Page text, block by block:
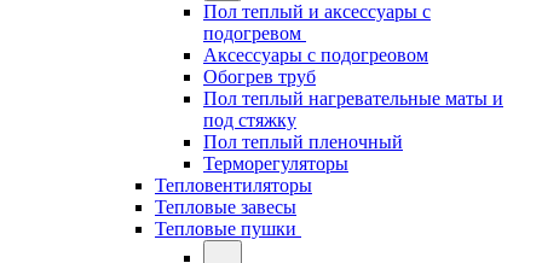
Пол теплый и аксессуары с
подогревом
Аксессуары с подогреовом
Обогрев труб
Пол теплый нагревательные маты и
под стяжку
Пол теплый пленочный
Терморегуляторы
Тепловентиляторы
Тепловые завесы
Тепловые пушки